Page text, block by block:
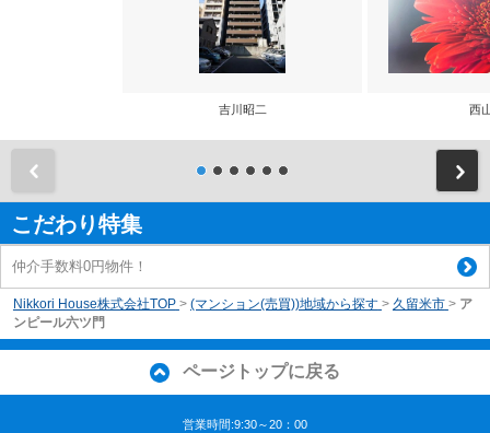
吉川昭二 西
こだわり特集
仲介手数料0円物件！
Nikkori House株式会社TOP > (マンション(売買))地域から探す > 久留米市 > ア
ンピール六ツ門
ページトップに戻る
営業時間:9:30～20：00